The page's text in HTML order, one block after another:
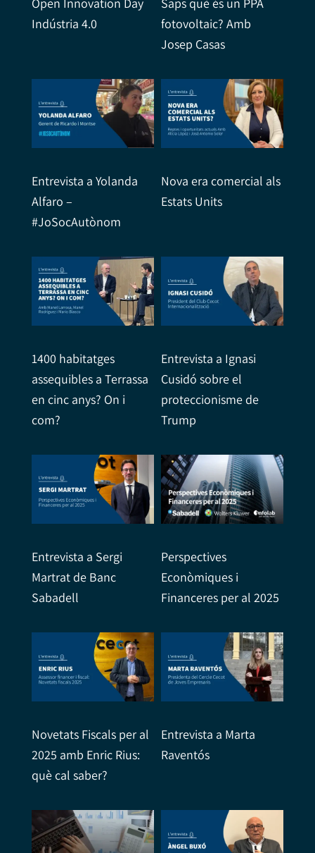
Indústria 4.0
fotovoltaic? Amb
Josep Casas
Entrevista a Yolanda
Alfaro –
#JoSocAutònom
Nova era comercial als
Estats Units
1400 habitatges
assequibles a Terrassa
en cinc anys? On i
com?
Entrevista a Ignasi
Cusidó sobre el
proteccionisme de
Trump
Entrevista a Sergi
Martrat de Banc
Sabadell
Perspectives
Econòmiques i
Financeres per al 2025
Novetats Fiscals per al
2025 amb Enric Rius:
què cal saber?
Entrevista a Marta
Raventós